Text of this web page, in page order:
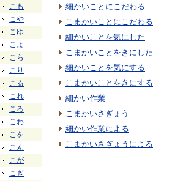
こも
こや
こゆ
こよ
こら
こり
こる
これ
ころ
こわ
こを
こん
こが
こぎ
細かいことにこだわる
こまかいことにこだわる
細かいことを気にした
こまかいことをきにした
細かいことを気にする
こまかいことをきにする
細かい作業
こまかいさぎょう
細かい作業による
こまかいさぎょうによる